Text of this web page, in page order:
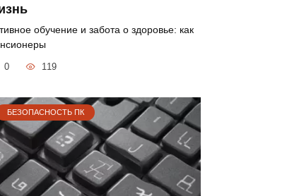
обучение и забота о здоровье: как
0 119
БЕЗОПАСНОСТЬ ПК